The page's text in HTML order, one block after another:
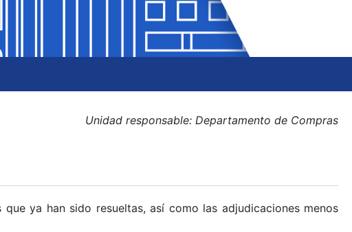
Unidad responsable: Departamento de Compras
ya han sido resueltas, así como las adjudicaciones menos